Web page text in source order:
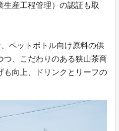
生産工程管理）の認証も取
ペットボトル向け原料の供
つ、こだわりのある狭山茶商
も向上、ドリンクとリーフの